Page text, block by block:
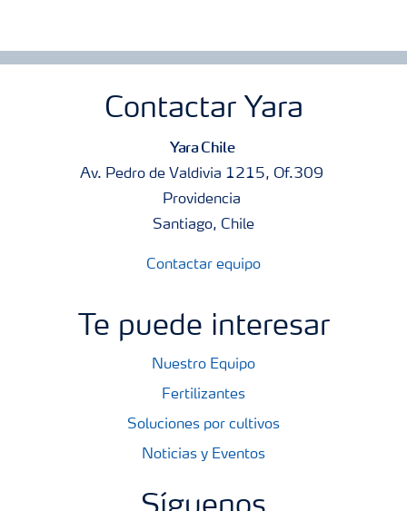
Contactar Yara
Yara Chile
Av. Pedro de Valdivia 1215, Of.309
Providencia
Santiago, Chile
Contactar equipo
Te puede interesar
Nuestro Equipo
Fertilizantes
Soluciones por cultivos
Noticias y Eventos